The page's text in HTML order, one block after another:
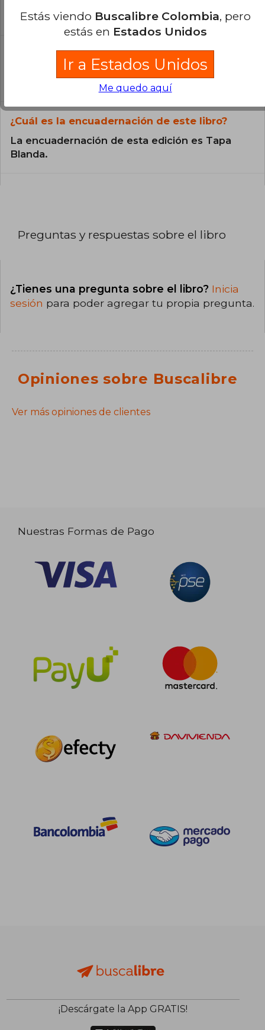
catálogo son Originales.
¿En qué Idioma está escrito el
El libro está escrito en Español.
¿Cuál es la encuadernación de este libro?
La encuadernación de esta edición es Tapa
Blanda.
Preguntas y respuestas sobre el libro
¿Tienes una pregunta sobre el libro? Inicia
sesión para poder agregar tu propia pregunta.
Opiniones sobre Buscalibre
Ver más opiniones de clientes
Nuestras Formas de Pago
¡Descárgate la App GRATIS!
Estás viendo Buscalibre Colombia, pero
estás en Estados Unidos
Ir a Estados Unidos
Me quedo aquí